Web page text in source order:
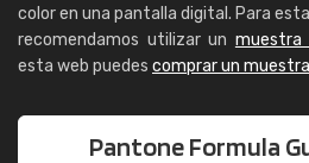
color en una pantalla digital. Para
recomendamos utilizar un muestra
esta web puedes comprar un
Pantone Formula